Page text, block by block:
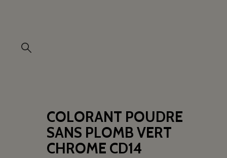
COLORANT POUDRE
SANS PLOMB VERT
CHROME CD14